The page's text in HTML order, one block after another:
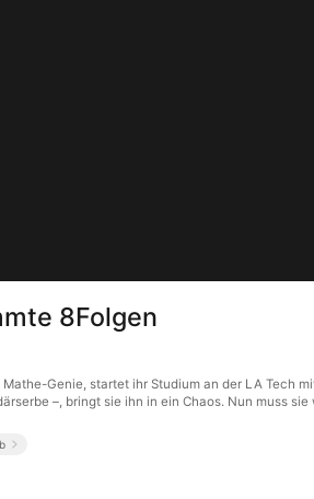
8Folgen
Genie, startet ihr Studium an der LA Tech
–, bringt sie ihn in ein Chaos. Nun muss